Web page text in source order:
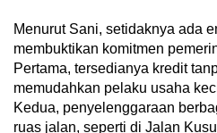
Menurut Sani, setidaknya ada
membuktikan komitmen
Pertama, tersedianya kredit
memudahkan pelaku usaha
Kedua, penyelenggaraan
ruas jalan, seperti di Jalan